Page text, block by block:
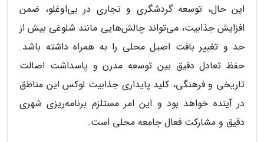
این حال، توسعه گردشگری و تجاری در بی‌اوغلو، ضمن
افزایش جذابیت، می‌تواند چالش‌هایی مانند شلوغی بیش از
حد و تغییر بافت اصیل محلی را به همراه داشته باشد.
حفظ تعادل دقیق بین توسعه مدرن و پاسداشت اصالت
تاریخی و فرهنگی، کلید پایداری جذابیت لوکس این مناطق
در آینده خواهد بود و این امر مستلزم برنامه‌ریزی شهری
دقیق و مشارکت فعال جامعه محلی است.